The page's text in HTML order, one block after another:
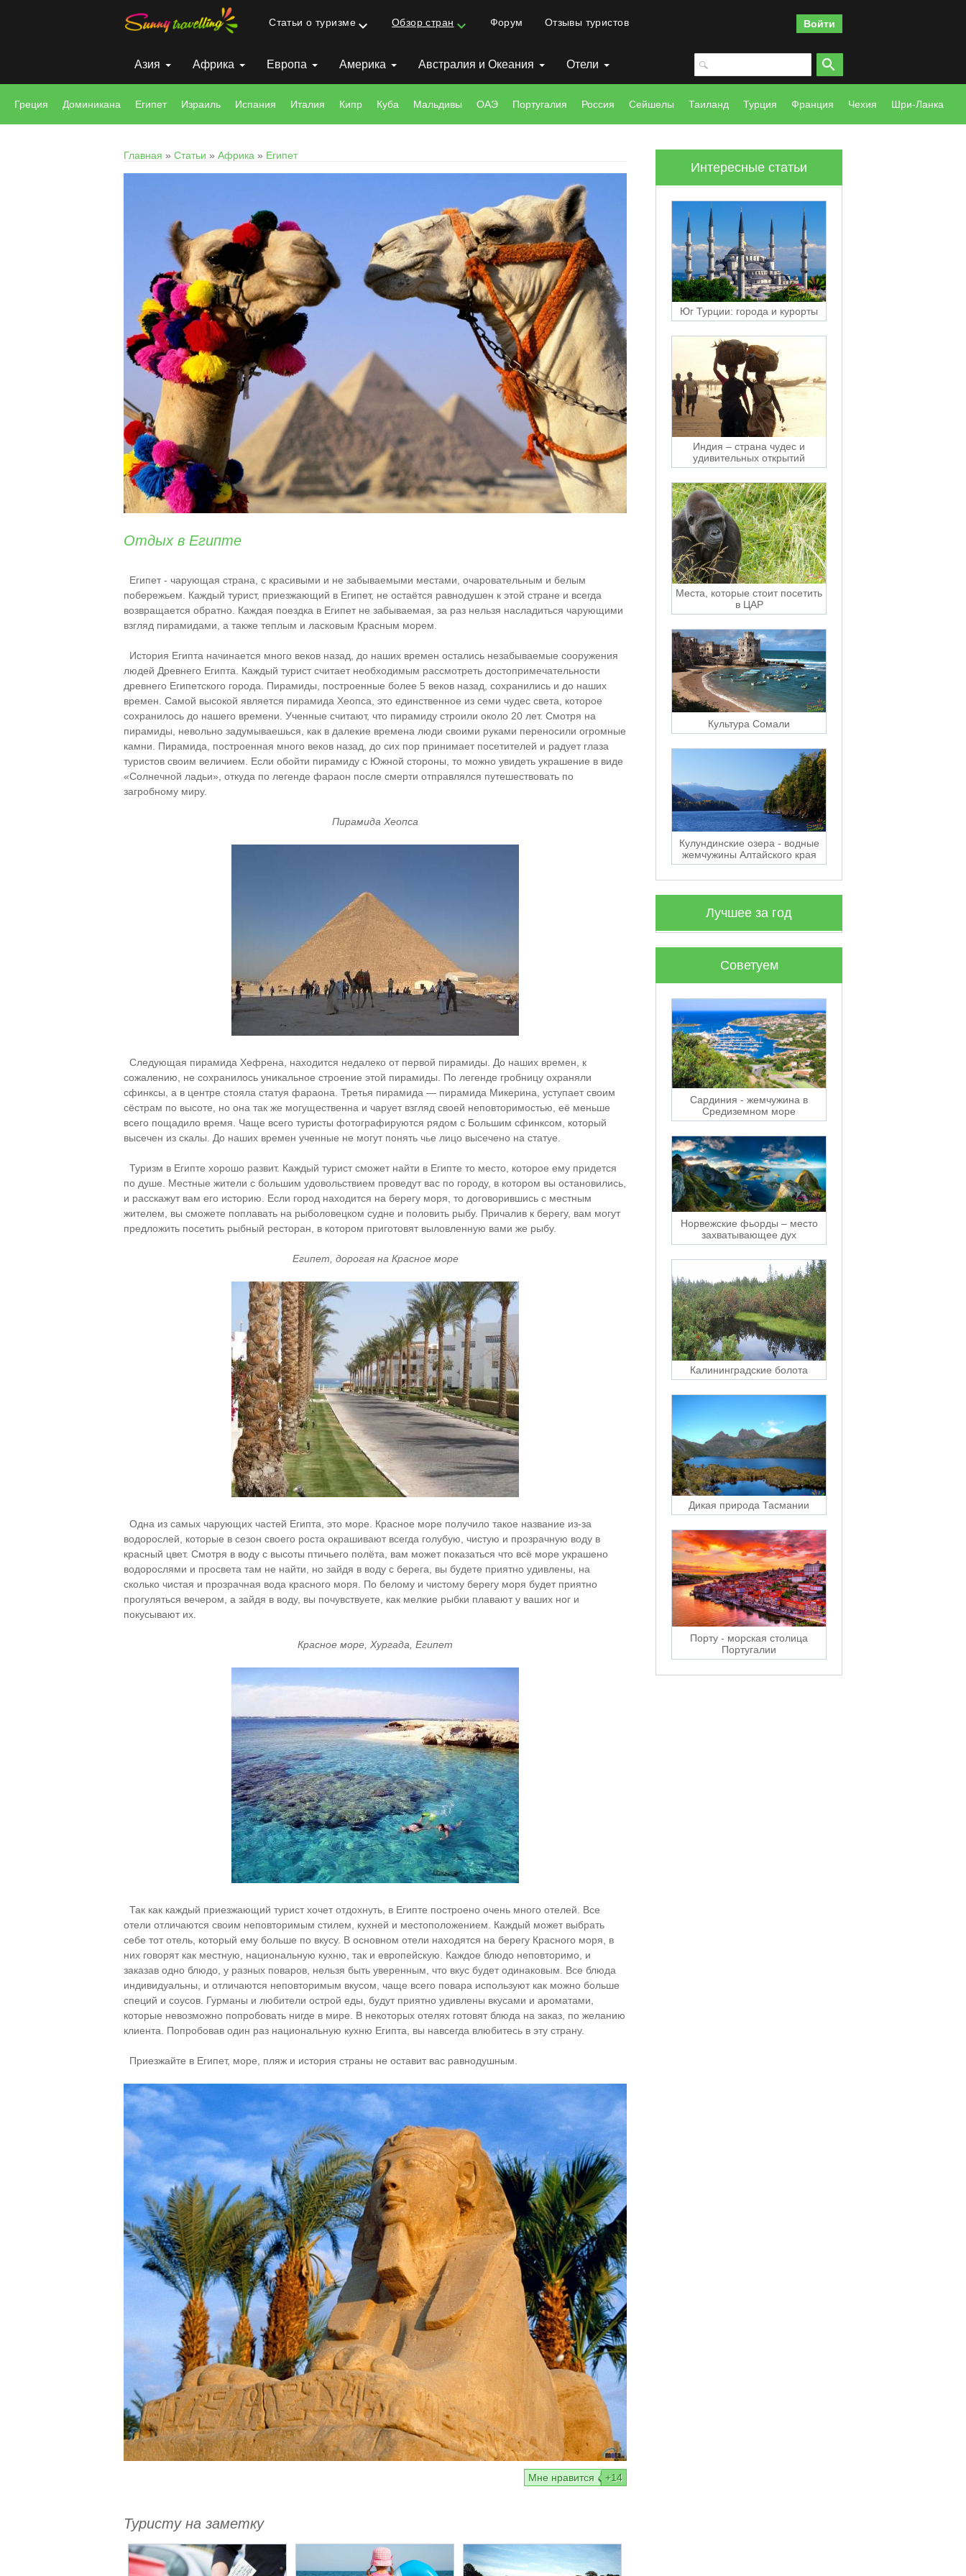
Статьи о туризмеkeyboard_arrow_down Обзор странkeyboard_arrow_down Форум Отзывы туристов Войти
Азия Африка Европа Америка Австралия и Океания Отели
Греция Доминикана Египет Израиль Испания Италия Кипр Куба Мальдивы ОАЭ Португалия Россия Сейшелы Таиланд Турция Франция Чехия Шри-Ланка
Главная » Статьи » Африка » Египет
Отдых в Египте
Египет - чарующая страна, с красивыми и не забываемыми местами, очаровательным и белым
побережьем. Каждый турист, приезжающий в Египет, не остаётся равнодушен к этой стране и всегда
возвращается обратно. Каждая поездка в Египет не забываемая, за раз нельзя насладиться чарующими
взгляд пирамидами, а также теплым и ласковым Красным морем.
История Египта начинается много веков назад, до наших времен остались незабываемые сооружения
людей Древнего Египта. Каждый турист считает необходимым рассмотреть достопримечательности
древнего Египетского города. Пирамиды, построенные более 5 веков назад, сохранились и до наших
времен. Самой высокой является пирамида Хеопса, это единственное из семи чудес света, которое
сохранилось до нашего времени. Ученные считают, что пирамиду строили около 20 лет. Смотря на
пирамиды, невольно задумываешься, как в далекие времена люди своими руками переносили огромные
камни. Пирамида, построенная много веков назад, до сих пор принимает посетителей и радует глаза
туристов своим величием. Если обойти пирамиду с Южной стороны, то можно увидеть украшение в виде
«Солнечной ладьи», откуда по легенде фараон после смерти отправлялся путешествовать по
загробному миру.
Пирамида Хеопса
Следующая пирамида Хефрена, находится недалеко от первой пирамиды. До наших времен, к
сожалению, не сохранилось уникальное строение этой пирамиды. По легенде гробницу охраняли
сфинксы, а в центре стояла статуя фараона. Третья пирамида — пирамида Микерина, уступает своим
сёстрам по высоте, но она так же могущественна и чарует взгляд своей неповторимостью, её меньше
всего пощадило время. Чаще всего туристы фотографируются рядом с Большим сфинксом, который
высечен из скалы. До наших времен ученные не могут понять чье лицо высечено на статуе.
Туризм в Египте хорошо развит. Каждый турист сможет найти в Египте то место, которое ему придется
по душе. Местные жители с большим удовольствием проведут вас по городу, в котором вы остановились,
и расскажут вам его историю. Если город находится на берегу моря, то договорившись с местным
жителем, вы сможете поплавать на рыболовецком судне и половить рыбу. Причалив к берегу, вам могут
предложить посетить рыбный ресторан, в котором приготовят выловленную вами же рыбу.
Египет, дорогая на Красное море
Одна из самых чарующих частей Египта, это море. Красное море получило такое название из-за
водорослей, которые в сезон своего роста окрашивают всегда голубую, чистую и прозрачную воду в
красный цвет. Смотря в воду с высоты птичьего полёта, вам может показаться что всё море украшено
водорослями и просвета там не найти, но зайдя в воду с берега, вы будете приятно удивлены, на
сколько чистая и прозрачная вода красного моря. По белому и чистому берегу моря будет приятно
прогуляться вечером, а зайдя в воду, вы почувствуете, как мелкие рыбки плавают у ваших ног и
покусывают их.
Красное море, Хургада, Египет
Так как каждый приезжающий турист хочет отдохнуть, в Египте построено очень много отелей. Все
отели отличаются своим неповторимым стилем, кухней и местоположением. Каждый может выбрать
себе тот отель, который ему больше по вкусу. В основном отели находятся на берегу Красного моря, в
них говорят как местную, национальную кухню, так и европейскую. Каждое блюдо неповторимо, и
заказав одно блюдо, у разных поваров, нельзя быть уверенным, что вкус будет одинаковым. Все блюда
индивидуальны, и отличаются неповторимым вкусом, чаще всего повара используют как можно больше
специй и соусов. Гурманы и любители острой еды, будут приятно удивлены вкусами и ароматами,
которые невозможно попробовать нигде в мире. В некоторых отелях готовят блюда на заказ, по желанию
клиента. Попробовав один раз национальную кухню Египта, вы навсегда влюбитесь в эту страну.
Приезжайте в Египет, море, пляж и история страны не оставит вас равнодушным.
Mне нравится +14
Туристу на заметку
Интересные статьи
Юг Турции: города и курорты
Индия – страна чудес и
удивительных открытий
Места, которые стоит посетить
в ЦАР
Культура Сомали
Кулундинские озера - водные
жемчужины Алтайского края
Лучшее за год
Советуем
Сардиния - жемчужина в
Средиземном море
Норвежские фьорды – место
захватывающее дух
Калининградские болота
Дикая природа Тасмании
Порту - морская столица
Португалии